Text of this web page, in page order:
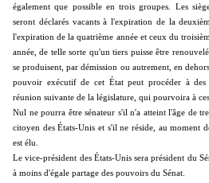
également que possible en trois groupes. Les
seront déclarés vacants à l'expiration de la
l'expiration de la quatrième année et ceux du
année, de telle sorte qu'un tiers puisse être
se produisent, par démission ou autrement, en
pouvoir exécutif de cet État peut procéder à des
réunion suivante de la législature, qui pourvoira à ces
Nul ne pourra être sénateur s'il n'a atteint l'âge de
citoyen des États-Unis et s'il ne réside, au moment
est élu.
Le vice-président des États-Unis sera président du
à moins d'égale partage des pouvoirs du Sénat.